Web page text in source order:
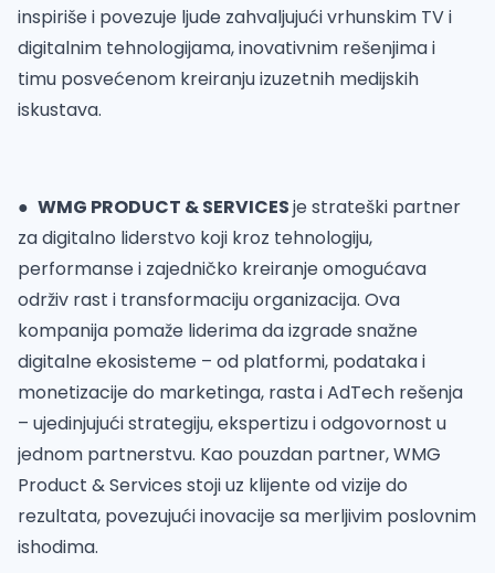
inspiriše i povezuje ljude zahvaljujući vrhunskim TV i
digitalnim tehnologijama, inovativnim rešenjima i
timu posvećenom kreiranju izuzetnih medijskih
iskustava.
● WMG PRODUCT & SERVICESje strateški partner
za digitalno liderstvo koji kroz tehnologiju,
performanse i zajedničko kreiranje omogućava
održiv rast i transformaciju organizacija. Ova
kompanija pomaže liderima da izgrade snažne
digitalne ekosisteme – od platformi, podataka i
monetizacije do marketinga, rasta i AdTech rešenja
– ujedinjujući strategiju, ekspertizu i odgovornost u
jednom partnerstvu. Kao pouzdan partner, WMG
Product & Services stoji uz klijente od vizije do
rezultata, povezujući inovacije sa merljivim poslovnim
ishodima.